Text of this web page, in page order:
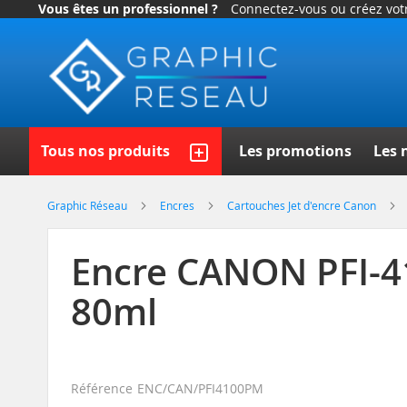
Vous êtes un professionnel ? Connectez-vous ou créez
Allez
contenu
Tous nos produits Les promotions Les
Graphic Réseau Encres Cartouches Jet d'encre Canon
Encre CANON
80ml
Référence ENC/CAN/PFI4100PM